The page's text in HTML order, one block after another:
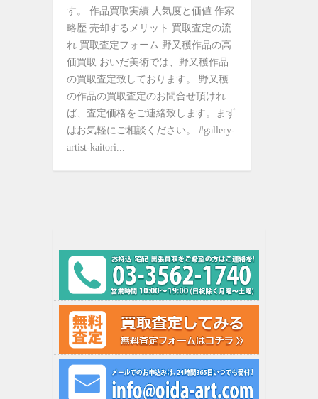
す。 作品買取実績 人気度と価値 作家
略歴 売却するメリット 買取査定の流
れ 買取査定フォーム 野又穫作品の高
価買取 おいだ美術では、野又穫作品
の買取査定致しております。 野又穫
の作品の買取査定のお問合せ頂けれ
ば、査定価格をご連絡致します。まず
はお気軽にご相談ください。 #gallery-
artist-kaitori...